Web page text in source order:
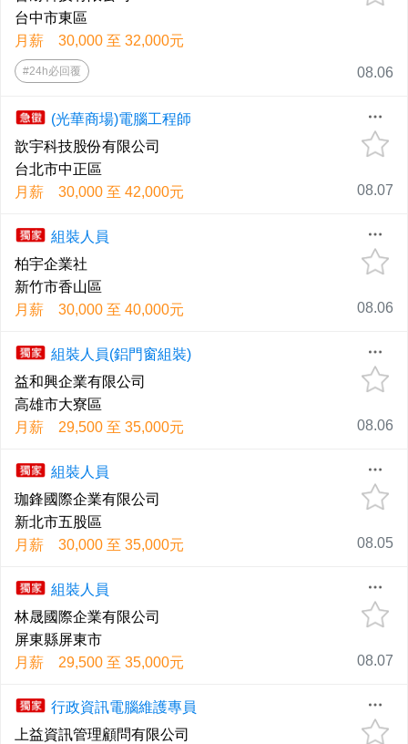
台中市東區
月薪 30,000 至 32,000元
#24h必回覆 08.06
(光華商場)電腦工程師
歆宇科技股份有限公司
台北市中正區
月薪 30,000 至 42,000元
08.07
組裝人員
柏宇企業社
新竹市香山區
月薪 30,000 至 40,000元
08.06
組裝人員(鋁門窗組裝)
益和興企業有限公司
高雄市大寮區
月薪 29,500 至 35,000元
08.06
組裝人員
珈鋒國際企業有限公司
新北市五股區
月薪 30,000 至 35,000元
08.05
組裝人員
林晟國際企業有限公司
屏東縣屏東市
月薪 29,500 至 35,000元
08.07
行政資訊電腦維護專員
上益資訊管理顧問有限公司